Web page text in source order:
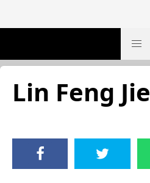
Lin Feng Jie